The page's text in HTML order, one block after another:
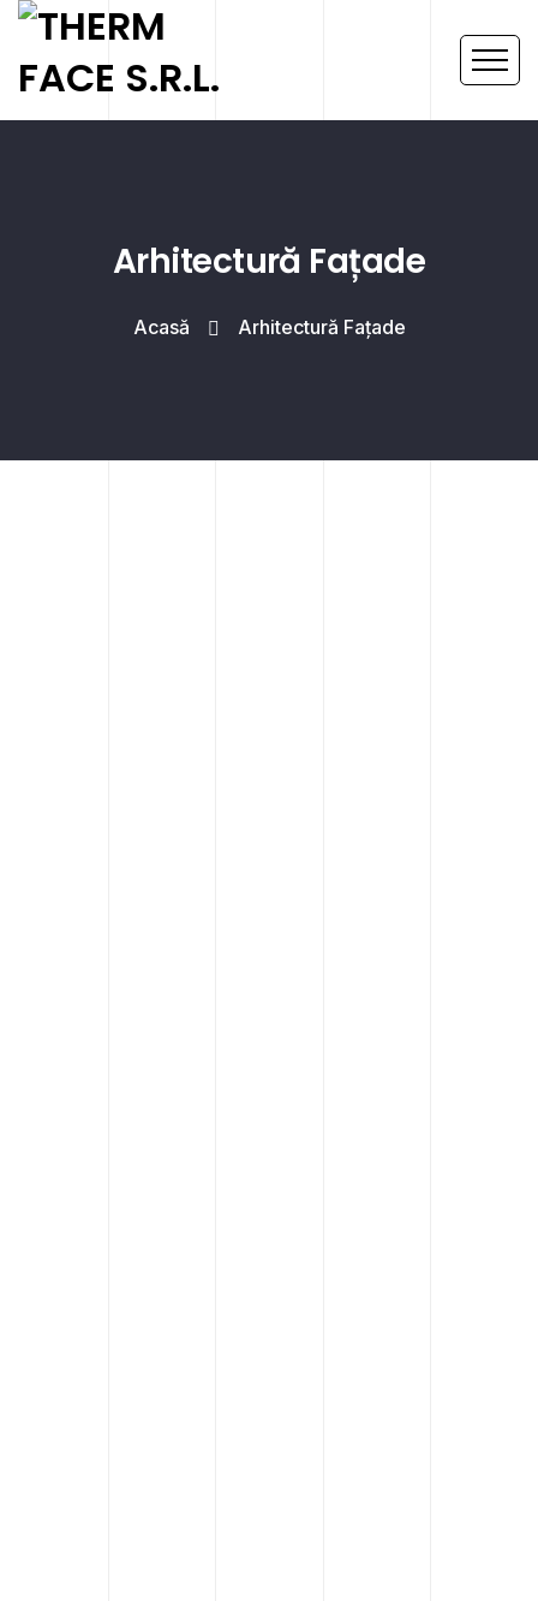
Arhitectură Fațade
Acasă Arhitectură Fațade